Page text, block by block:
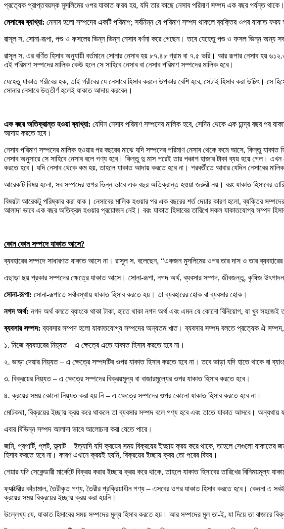
প্রত্যেক প্রাপ্তবয়স্ক মুসলিমের ওপর যাকাত ফরয হয়, যদি তার কাছে নেসাব পরিমাণ সম্পদ এক বছর পর্যন্ত থাকে।
নেসাবের ব্যাখ্যা: নেসাব হলো সম্পদের একটি পরিমাপ; সর্বনিম্ন যে পরিমাণ সম্পদ থাকলে ব্যক্তির ওপর যাকাত ফরয
রাসূল স. সোনা-রূপা, পশু ও ফসলের ভিন্ন ভিন্ন নেসাব বর্ণনা করে গেছেন। তবে যেহেতু পশু ও ফসল ভিন্ন অন্য
রাসূল স. এর বর্ণিত হিসাব অনুযায়ী বর্তমানে সোনার নেসাব হয় ৮৭.৪৮ গ্রাম বা ৭.৫ ভরি। আর রূপার নেসাব হয়
এই পরিমাণ সম্পদের মালিক কেউ হলে সে সাহিবে নেসাব বা নেসাব পরিমাণ সম্পদের মালিক হবে।
যেহেতু যাকাত গরীবের হক, তাই গরীবের যে নেসাবে হিসাব করলে উপকার বেশি হবে, সেটাই হিসাব করা উচিৎ। সে
সোনার নেসাবে উত্তীর্ণ হলেই যাকাত আদায় করবেন।
এক বছর অতিক্রান্ত হওয়া ব্যাখ্যা: যেদিন নেসাব পরিমাণ সম্পদের মালিক হবে, সেদিন থেকে এক চান্দ্র বছর পর
আদায় করতে হবে।
নেসাব পরিমাণ সম্পদের মালিক হওয়ার পর বছরের মাঝে যদি সম্পদের পরিমাণ নেসাব থেকে কমে আসে, কিন্তু
নেসাব অনুসারে সে সাহিবে নেসাব বলে গণ্য হবে। কিন্তু দু মাস পরেই তার পঞ্চাশ হাজার টাকা ব্যয় হয়ে গেল।
করতে হবে। যদি নেসাব থেকে কম হয়, তাহলে যাকাত আদায় করতে হবে না। পরবর্তীতে আবার যেদিন নেসাবের
আরেকটি বিষয় হলো, সব সম্পদের ওপর ভিন্ন ভাবে এক বছর অতিক্রান্ত হওয়া জরুরী নয়। বরং যাকাত হিসাবের
বিষয়টা আরেকটু পরিষ্কার করা যাক। নেসাবের মালিক হওয়ার পর এক বছরের শর্ত দেয়ার কারণ হলো, ব্যক্তির
আলাদা ভাবে এক বছর অতিক্রম হওয়ার প্রয়োজন নেই। বরং যাকাত হিসাবের তারিখে সকল যাকাতযোগ্য সম্পদ
কোন কোন সম্পদে যাকাত আসে?
ব্যবহারের সম্পদে সাধারণত যাকাত আসে না। রাসূল স. বলেছেন, “একজন মুসলিমের ওপর তার দাস ও তার
এছাড়া ছয় প্রকার সম্পদের ক্ষেত্রে যাকাত আসে। সোনা-রূপা, নগদ অর্থ, ব্যবসার সম্পদ, জীবজন্তু, কৃষিজ
সোনা-রূপা: সোনা-রূপাতে সর্বাবস্থায় যাকাত হিসাব করতে হয়। তা ব্যবহারের হোক বা ব্যবসার হোক।
নগদ অর্থ: নগদ অর্থ বলতে ব্যাংকে থাকা টাকা, হাতে থাকা নগদ অর্থ এবং এমন যে কোনো বিনিয়োগ, যা খুব সহজেই
ব্যবসার সম্পদ: ব্যবসার সম্পদ হলো যাকাতযোগ্য সম্পদের অন্যতম খাত। ব্যবসার সম্পদ বলতে প্রত্যেক ঐ
১. নিজে ব্যবহারের নিয়্যত – এ ক্ষেত্রে এতে যাকাত হিসাব করতে হবে না।
২. ভাড়া দেয়ার নিয়্যত – এ ক্ষেত্রে সম্পদটির ওপর যাকাত হিসাব করতে হবে না। তবে ভাড়া যদি হাতে থাকে বা
৩. বিক্রয়ের নিয়্যত – এ ক্ষেত্রে সম্পদের বিক্রয়মূল্য বা বাজারমূল্যের ওপর যাকাত হিসাব করতে হবে।
৪. ক্রয়ের সময় কোনো নিয়্যত করা হয় নি – এ ক্ষেত্রে সম্পদের ওপর কোনো যাকাত হিসাব করতে হবে না।
মোটকথা, বিক্রয়ের ইচ্ছায় ক্রয় করে থাকলে তা ব্যবসার সম্পদ বলে গণ্য হবে এবং তাতে যাকাত আসবে। অন্যথায়
এবার বিভিন্ন সম্পদ আলাদা ভাবে আলোচনা করা যেতে পারে।
জমি, প্রপার্টি, প্লট, ফ্ল্যাট – ইত্যাদি যদি ক্রয়ের সময় বিক্রয়ের ইচ্ছায় ক্রয় করে থাকে, তাহলে সেগুলো
হিসাব করতে হবে না। কারণ এখানে ক্রয়ই হয়নি, বিক্রয়ের ইচ্ছায় ক্রয় তো পরের বিষয়।
শেয়ার যদি সেকেন্ডারী মার্কেটে বিক্রয় করার ইচ্ছায় ক্রয় করে থাকে, তাহলে যাকাত হিসাবের তারিখের
ফ্যাক্টরীর কাঁচামাল, তৈরীকৃত পণ্য, তৈরীর প্রক্রিয়াধীন পণ্য – এসবের ওপর যাকাত হিসাব করতে হবে। কেননা এ
ক্রয়ের সময় বিক্রয়ের ইচ্ছায় ক্রয় করা হয়নি।
উল্লেখ্য যে, যাকাত হিসাবের সময় সম্পদের মূল্য হিসাব করতে হয়। আর সম্পদের মূল তা-ই, যা দিয়ে তা বাজারে